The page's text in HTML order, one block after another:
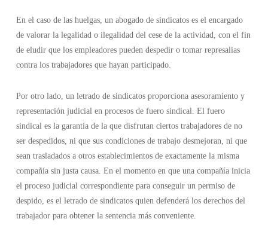
En el caso de las huelgas, un abogado de sindicatos es el encargado
de valorar la legalidad o ilegalidad del cese de la actividad, con el fin
de eludir que los empleadores pueden despedir o tomar represalias
contra los trabajadores que hayan participado.
Por otro lado, un letrado de sindicatos proporciona asesoramiento y
representación judicial en procesos de fuero sindical. El fuero
sindical es la garantía de la que disfrutan ciertos trabajadores de no
ser despedidos, ni que sus condiciones de trabajo desmejoran, ni que
sean trasladados a otros establecimientos de exactamente la misma
compañía sin justa causa. En el momento en que una compañía inicia
el proceso judicial correspondiente para conseguir un permiso de
despido, es el letrado de sindicatos quien defenderá los derechos del
trabajador para obtener la sentencia más conveniente.